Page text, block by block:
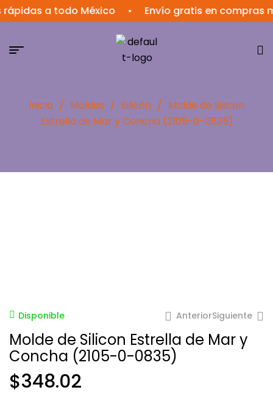
a todo México • Envío gratis en compras
Inicio / Moldes / Silicón / Molde de Silicon
Estrella de Mar y Concha (2105-0-0835)
Disponible AnteriorSiguiente
Molde de Silicon Estrella de Mar y
Concha (2105-0-0835)
$348.02